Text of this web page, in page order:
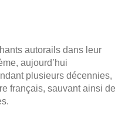
autorails dans leur
aujourd’hui
plusieurs décennies,
français, sauvant ainsi de